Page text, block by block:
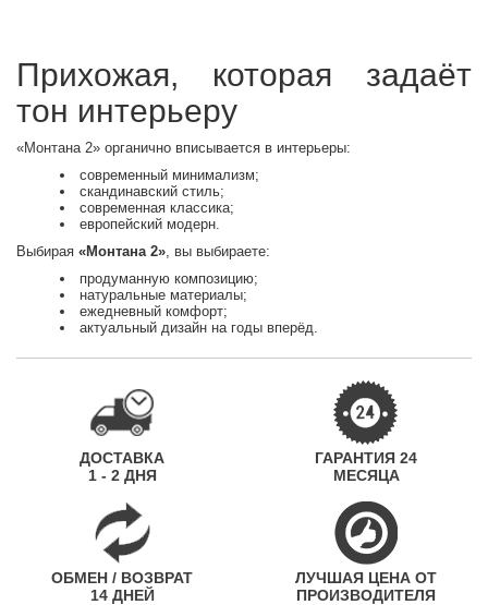
Прихожая, которая задаёт
тон интерьеру
«Монтана 2» органично вписывается в интерьеры:
современный минимализм;
скандинавский стиль;
современная классика;
европейский модерн.
Выбирая «Монтана 2», вы выбираете:
продуманную композицию;
натуральные материалы;
ежедневный комфорт;
актуальный дизайн на годы вперёд.
ДОСТАВКА
1 - 2 ДНЯ
ГАРАНТИЯ 24
МЕСЯЦА
ОБМЕН / ВОЗВРАТ
14 ДНЕЙ
ЛУЧШАЯ ЦЕНА ОТ
ПРОИЗВОДИТЕЛЯ